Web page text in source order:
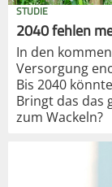
STUDIE
2040 fehlen
In den
Versorgung
Bis 2040
Bringt das das
zum Wackeln?